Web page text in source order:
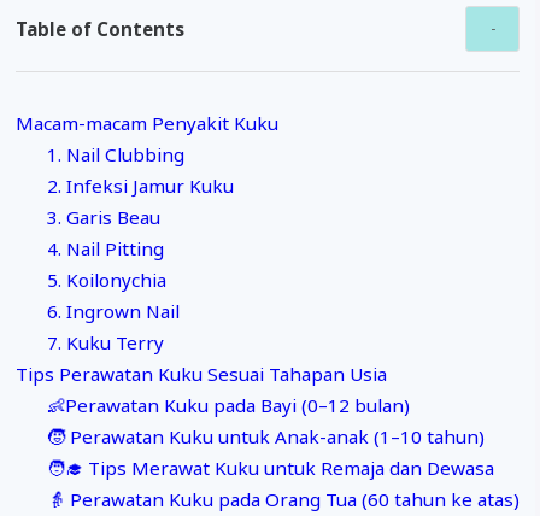
Table of Contents
Macam-macam Penyakit Kuku
1. Nail Clubbing
2. Infeksi Jamur Kuku
3. Garis Beau
4. Nail Pitting
5. Koilonychia
6. Ingrown Nail
7. Kuku Terry
Tips Perawatan Kuku Sesuai Tahapan Usia
👶Perawatan Kuku pada Bayi (0–12 bulan)
🧒 Perawatan Kuku untuk Anak-anak (1–10 tahun)
🧑‍🎓 Tips Merawat Kuku untuk Remaja dan Dewasa
👵 Perawatan Kuku pada Orang Tua (60 tahun ke atas)